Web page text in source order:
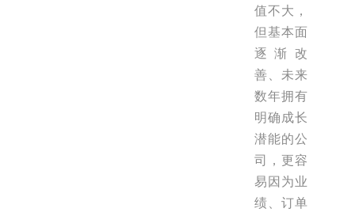
值不大，
但基本面
逐渐改
善、未来
数年拥有
明确成长
潜能的公
司，更容
易因为业
绩、订单